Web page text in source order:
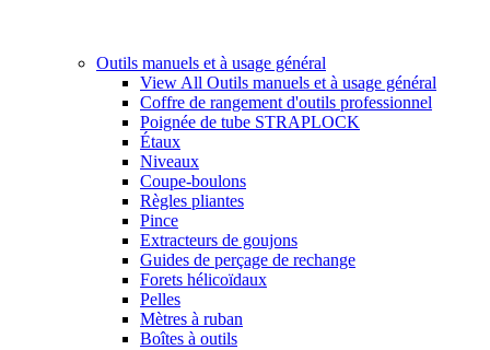
Outils manuels et à usage général
View All Outils manuels et à usage général
Coffre de rangement d'outils professionnel
Poignée de tube STRAPLOCK
Étaux
Niveaux
Coupe-boulons
Règles pliantes
Pince
Extracteurs de goujons
Guides de perçage de rechange
Forets hélicoïdaux
Pelles
Mètres à ruban
Boîtes à outils